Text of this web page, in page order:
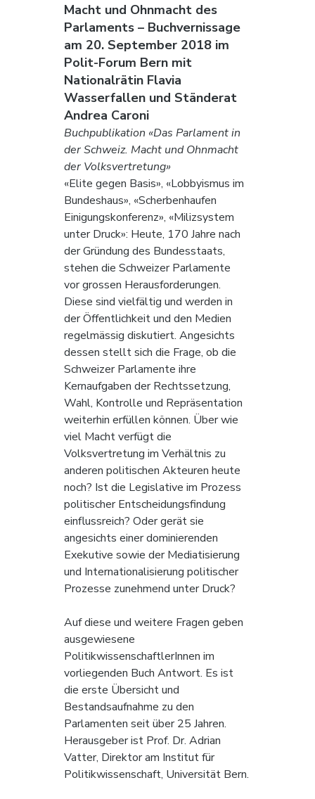
Macht und Ohnmacht des
Parlaments – Buchvernissage
am 20. September 2018 im
Polit-Forum Bern mit
Nationalrätin Flavia
Wasserfallen und Ständerat
Andrea Caroni
Buchpublikation «Das Parlament in
der Schweiz. Macht und Ohnmacht
der Volksvertretung»
«Elite gegen Basis», «Lobbyismus im
Bundeshaus», «Scherbenhaufen
Einigungskonferenz», «Milizsystem
unter Druck»: Heute, 170 Jahre nach
der Gründung des Bundesstaats,
stehen die Schweizer Parlamente
vor grossen Herausforderungen.
Diese sind vielfältig und werden in
der Öffentlichkeit und den Medien
regelmässig diskutiert. Angesichts
dessen stellt sich die Frage, ob die
Schweizer Parlamente ihre
Kernaufgaben der Rechtssetzung,
Wahl, Kontrolle und Repräsentation
weiterhin erfüllen können. Über wie
viel Macht verfügt die
Volksvertretung im Verhältnis zu
anderen politischen Akteuren heute
noch? Ist die Legislative im Prozess
politischer Entscheidungsfindung
einflussreich? Oder gerät sie
angesichts einer dominierenden
Exekutive sowie der Mediatisierung
und Internationalisierung politischer
Prozesse zunehmend unter Druck?
Auf diese und weitere Fragen geben
ausgewiesene
PolitikwissenschaftlerInnen im
vorliegenden Buch Antwort. Es ist
die erste Übersicht und
Bestandsaufnahme zu den
Parlamenten seit über 25 Jahren.
Herausgeber ist Prof. Dr. Adrian
Vatter, Direktor am Institut für
Politikwissenschaft, Universität Bern.